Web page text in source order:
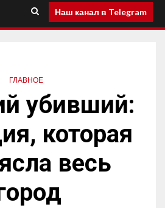
Наш канал в Telegram
ГЛАВНОЕ
убивший:
которая
весь